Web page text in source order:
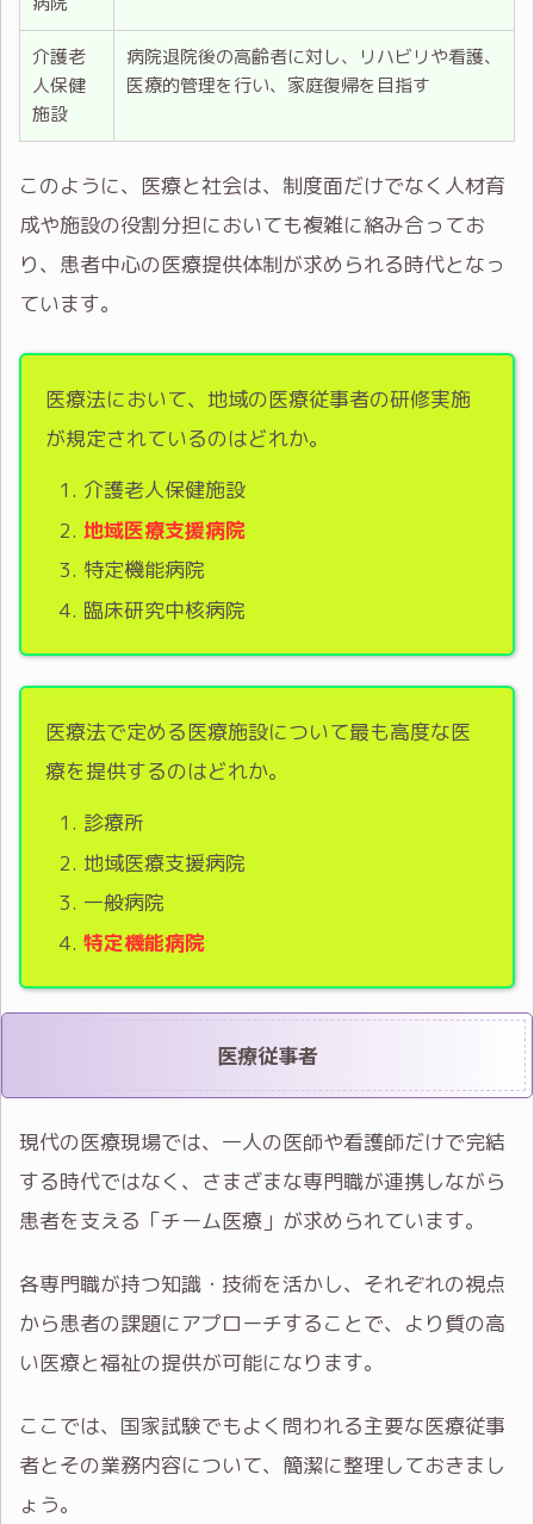
介護老
人保健
施設
病院退院後の高齢者に対し、リハビリや看護、
医療的管理を行い、家庭復帰を目指す
このように、医療と社会は、制度面だけでなく人材育
成や施設の役割分担においても複雑に絡み合ってお
り、患者中心の医療提供体制が求められる時代となっ
ています。
医療法において、地域の医療従事者の研修実施
が規定されているのはどれか。
介護老人保健施設
地域医療支援病院
特定機能病院
臨床研究中核病院
医療法で定める医療施設について最も高度な医
療を提供するのはどれか。
診療所
地域医療支援病院
一般病院
特定機能病院
医療従事者
現代の医療現場では、一人の医師や看護師だけで完結
する時代ではなく、さまざまな専門職が連携しながら
患者を支える「チーム医療」が求められています。
各専門職が持つ知識・技術を活かし、それぞれの視点
から患者の課題にアプローチすることで、より質の高
い医療と福祉の提供が可能になります。
ここでは、国家試験でもよく問われる主要な医療従事
者とその業務内容について、簡潔に整理しておきまし
ょう。